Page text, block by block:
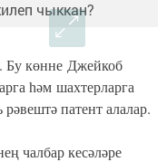
Бу көнне Джейкоб
һәм шахтерларга
патент алалар.
чалбар кесәләре